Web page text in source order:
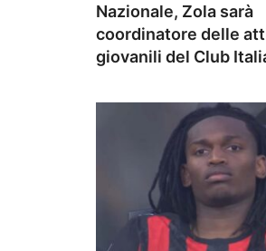
Nazionale, Zola sarà
coordinatore delle
giovanili del Club